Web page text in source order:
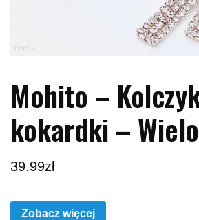
Mohito –
kokardki –
39.99zł
Zobacz więcej